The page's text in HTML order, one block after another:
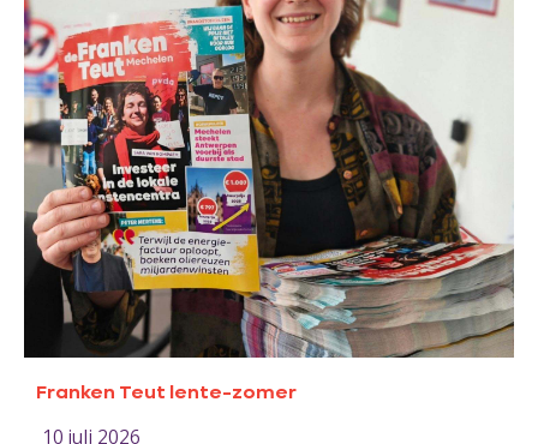
Franken Teut lente-zomer
10 juli 2026